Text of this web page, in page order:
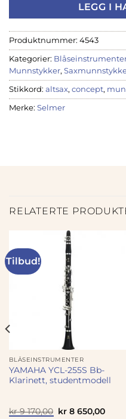
LEGG I
Produktnummer: 4543
Kategorier:
Munnstykker,
Stikkord: altsax, concept,
Merke: Selmer
RELATERTE
Tilbud!
BLÅSEINSTRUMENTER
YAMAHA YCL-255S Bb-
Klarinett, studentmodell
kr9 170,00 Opprinnelig
kr8 650,00